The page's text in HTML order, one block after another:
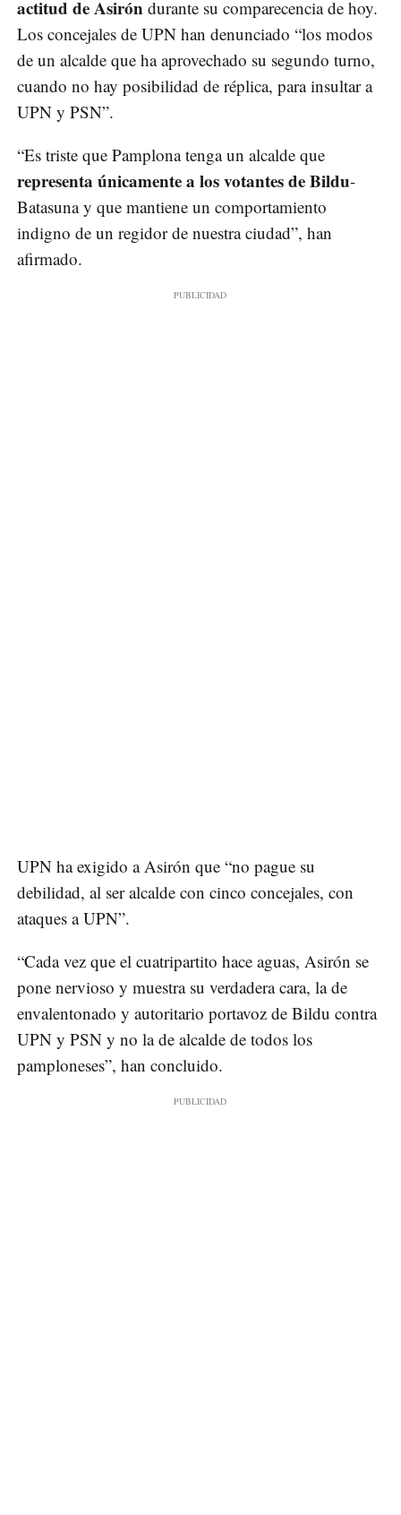
actitud de Asirón durante su comparecencia de hoy.
Los concejales de UPN han denunciado “los modos
de un alcalde que ha aprovechado su segundo turno,
cuando no hay posibilidad de réplica, para insultar a
UPN y PSN”.
“Es triste que Pamplona tenga un alcalde que
representa únicamente a los votantes de Bildu-
Batasuna y que mantiene un comportamiento
indigno de un regidor de nuestra ciudad”, han
afirmado.
UPN ha exigido a Asirón que “no pague su
debilidad, al ser alcalde con cinco concejales, con
ataques a UPN”.
“Cada vez que el cuatripartito hace aguas, Asirón se
pone nervioso y muestra su verdadera cara, la de
envalentonado y autoritario portavoz de Bildu contra
UPN y PSN y no la de alcalde de todos los
pamploneses”, han concluido.